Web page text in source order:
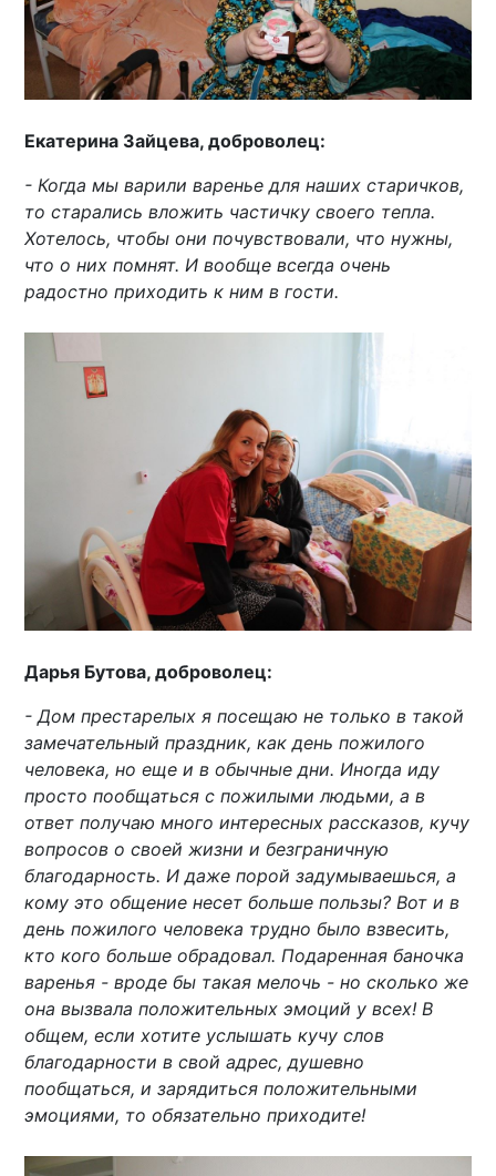
Екатерина Зайцева, доброволец:
- Когда мы варили варенье для наших старичков,
то старались вложить частичку своего тепла.
Хотелось, чтобы они почувствовали, что нужны,
что о них помнят. И вообще всегда очень
радостно приходить к ним в гости.
Дарья Бутова, доброволец:
- Дом престарелых я посещаю не только в такой
замечательный праздник, как день пожилого
человека, но еще и в обычные дни. Иногда иду
просто пообщаться с пожилыми людьми, а в
ответ получаю много интересных рассказов, кучу
вопросов о своей жизни и безграничную
благодарность. И даже порой задумываешься, а
кому это общение несет больше пользы? Вот и в
день пожилого человека трудно было взвесить,
кто кого больше обрадовал. Подаренная баночка
варенья - вроде бы такая мелочь - но сколько же
она вызвала положительных эмоций у всех! В
общем, если хотите услышать кучу слов
благодарности в свой адрес, душевно
пообщаться, и зарядиться положительными
эмоциями, то обязательно приходите!